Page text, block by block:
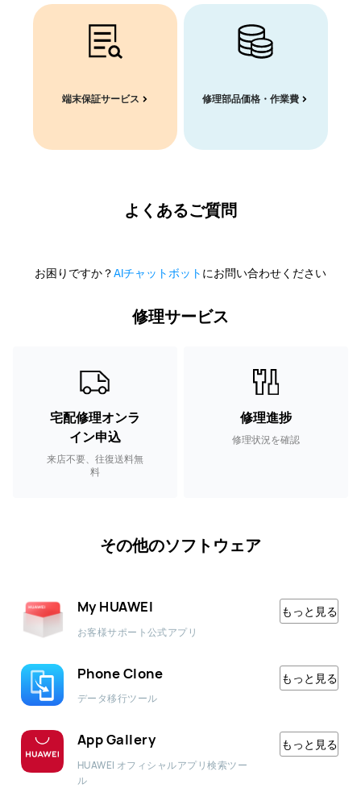
端末保証サービス 修理部品価格・作業費
よくあるご質問
お困りですか？AIチャットボット にお問い合わせください
修理サービス
宅配修理オンラ
イン申込
来店不要、往復送料無
料
修理進捗
修理状況を確認
その他のソフトウェア
My HUAWEI
お客様サポート公式アプリ
もっと見る
Phone Clone
データ移行ツール
もっと見る
App Gallery
HUAWEI オフィシャルアプリ検索ツー
ル
もっと見る